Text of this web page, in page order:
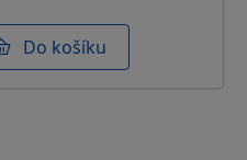
Do košíku